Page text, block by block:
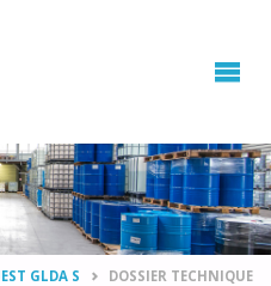
GLDA S
DOSSIER TECHNIQUE